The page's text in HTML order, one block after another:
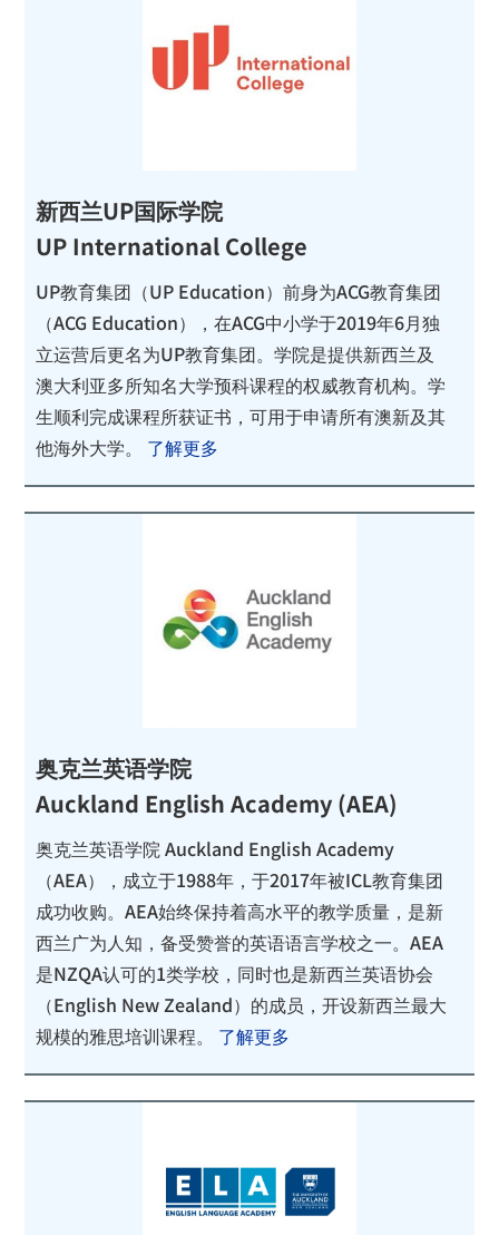
新西兰UP国际学院
UP International College
UP教育集团（UP Education）前身为ACG教育集团
（ACG Education），在ACG中小学于2019年6月独
立运营后更名为UP教育集团。学院是提供新西兰及
澳大利亚多所知名大学预科课程的权威教育机构。学
生顺利完成课程所获证书，可用于申请所有澳新及其
他海外大学。 了解更多
奥克兰英语学院
Auckland English Academy (AEA)
奥克兰英语学院 Auckland English Academy
（AEA），成立于1988年，于2017年被ICL教育集团
成功收购。AEA始终保持着高水平的教学质量，是新
西兰广为人知，备受赞誉的英语语言学校之一。AEA
是NZQA认可的1类学校，同时也是新西兰英语协会
（English New Zealand）的成员，开设新西兰最大
规模的雅思培训课程。 了解更多